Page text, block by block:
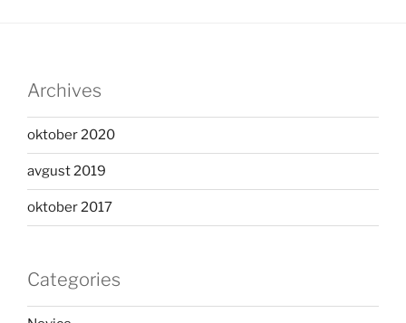
Archives
oktober 2020
avgust 2019
oktober 2017
Categories